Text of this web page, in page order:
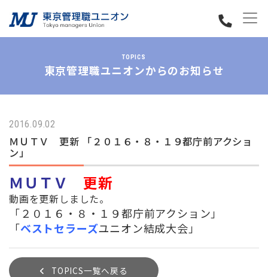
TOPICS
東京管理職ユニオンからのお知らせ
2016.09.02
ＭＵＴＶ 更新 「２０１６・８・１９都庁前アクショ
ン」
ＭＵＴＶ 更新
動画を更新しました。
「２０１６・８・１９都庁前アクション」
「ベストセラーズユニオン結成大会」
TOPICS一覧へ戻る